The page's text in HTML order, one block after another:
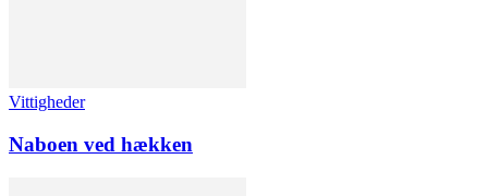
Vittigheder
Naboen ved hækken